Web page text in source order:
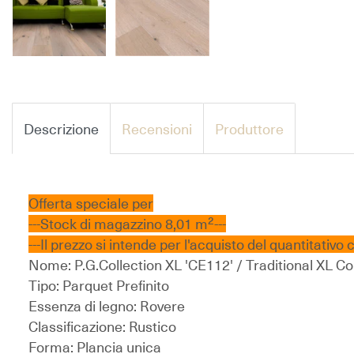
Descrizione Recensioni Produttore
Offerta speciale per
---Stock di magazzino 8,01 m²---
---Il prezzo si intende per l'acquisto del quantitativo
Nome: P.G.Collection XL 'CE112' / Traditional XL
Tipo: Parquet Prefinito
Essenza di legno: Rovere
Classificazione: Rustico
Forma: Plancia unica